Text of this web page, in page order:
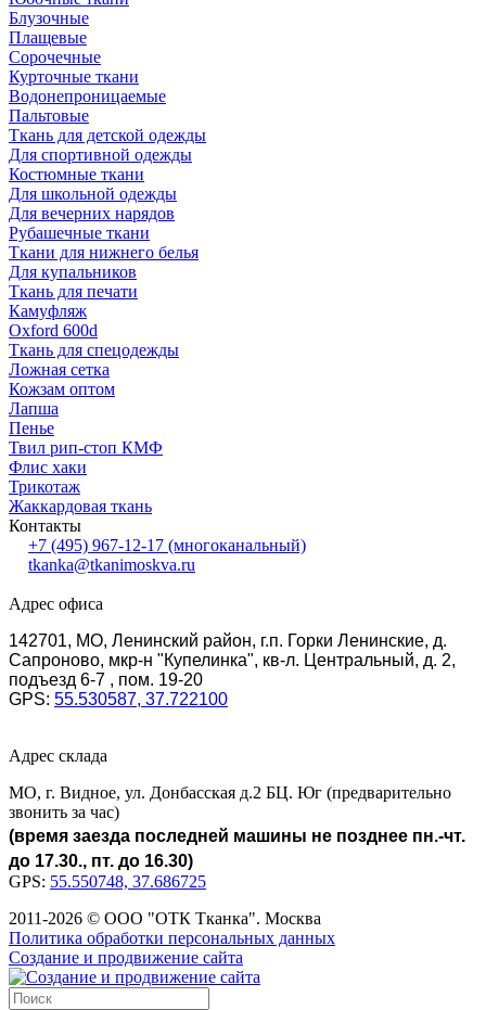
Блузочные
Плащевые
Сорочечные
Курточные ткани
Водонепроницаемые
Пальтовые
Ткань для детской одежды
Для спортивной одежды
Костюмные ткани
Для школьной одежды
Для вечерних нарядов
Рубашечные ткани
Ткани для нижнего белья
Для купальников
Ткань для печати
Камуфляж
Oxford 600d
Ткань для спецодежды
Ложная сетка
Кожзам оптом
Лапша
Пенье
Твил рип-стоп КМФ
Флис хаки
Трикотаж
Жаккардовая ткань
Контакты
+7 (495) 967-12-17 (многоканальный)
tkanka@tkanimoskva.ru
Адрес офиса
142701, МО, Ленинский район, г.п. Горки Ленинские, д.
Сапроново, мкр-н "Купелинка", кв-л. Центральный, д. 2,
подъезд 6-7 , пом. 19-20
GPS: 55.530587, 37.722100
Адрес склада
МО, г. Видное, ул. Донбасская д.2 БЦ. Юг (предварительно
звонить за час)
(время заезда последней машины не позднее пн.-чт.
до 17.30., пт. до 16.30)
GPS: 55.550748, 37.686725
2011-2026 © ООО "ОТК Тканка". Москва
Политика обработки персональных данных
Создание и продвижение сайта